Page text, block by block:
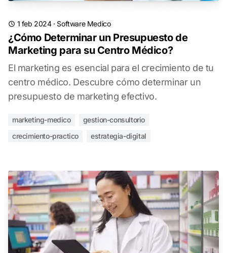
1 feb 2024·Software Medico
¿Cómo Determinar un Presupuesto de
Marketing para su Centro Médico?
El marketing es esencial para el crecimiento de tu
centro médico. Descubre cómo determinar un
presupuesto de marketing efectivo.
marketing-medico
gestion-consultorio
crecimiento-practico
estrategia-digital